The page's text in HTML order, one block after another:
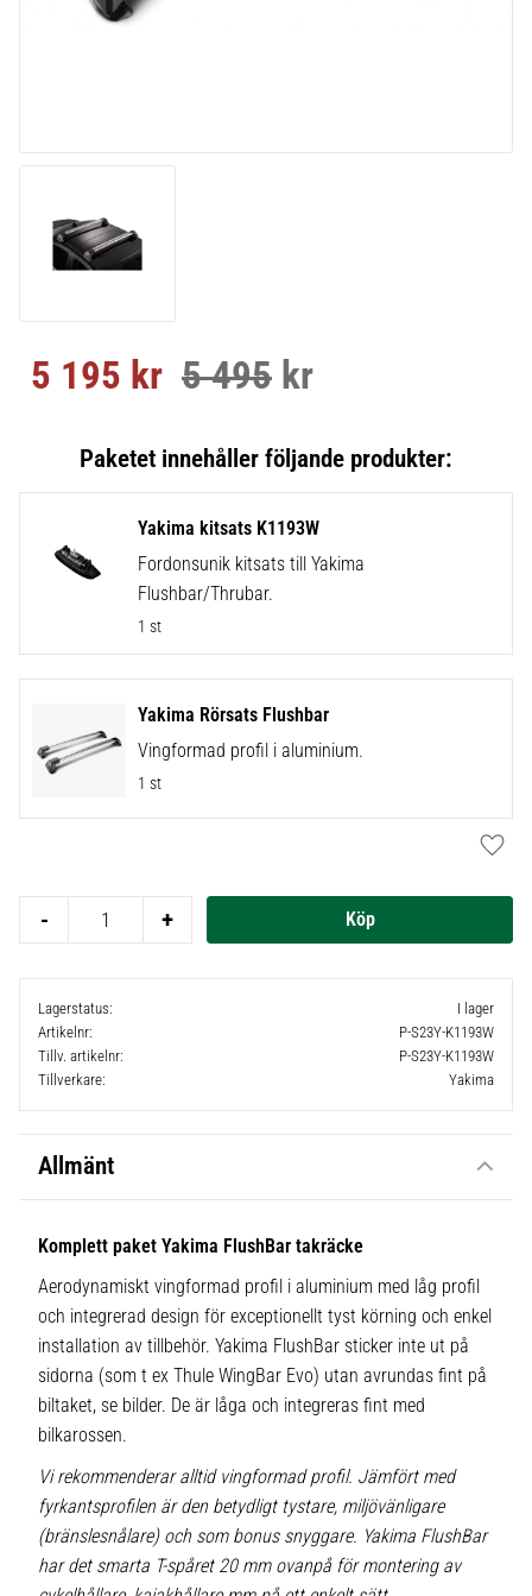
Nedsatt pris:
5 195 kr Ordinarie pris:
5 495 kr
Yakima kitsats K1193W
Fordonsunik kitsats till Yakima
Flushbar/Thrubar.
1 st
Yakima Rörsats Flushbar
Vingformad profil i aluminium.
1 st
+
-
Lagerstatus
I lager
Artikelnr
P-S23Y-K1193W
Tillv. artikelnr
P-S23Y-K1193W
Tillverkare
Yakima
Allmänt
Komplett paket Yakima FlushBar takräcke
Aerodynamiskt vingformad profil i aluminium med låg profil
och integrerad design för exceptionellt tyst körning och enkel
installation av tillbehör. Yakima FlushBar sticker inte ut på
sidorna (som t ex Thule WingBar Evo) utan avrundas fint på
biltaket, se bilder. De är låga och integreras fint med
bilkarossen.
Vi rekommenderar alltid vingformad profil. Jämfört med
fyrkantsprofilen är den betydligt tystare, miljövänligare
(bränslesnålare) och som bonus snyggare. Yakima FlushBar
har det smarta T-spåret 20 mm ovanpå för montering av